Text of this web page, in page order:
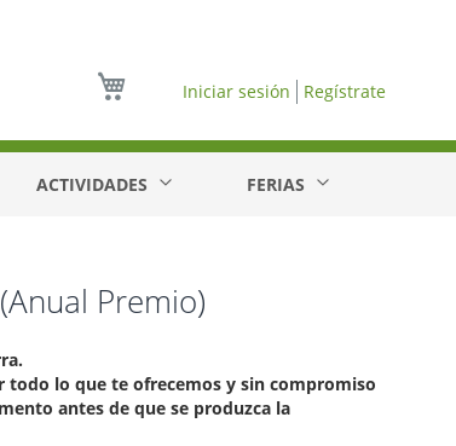
Iniciar sesión Regístrate
ACTIVIDADES FERIAS
Premio)
todo lo que te ofrecemos y sin compromiso
antes de que se produzca la